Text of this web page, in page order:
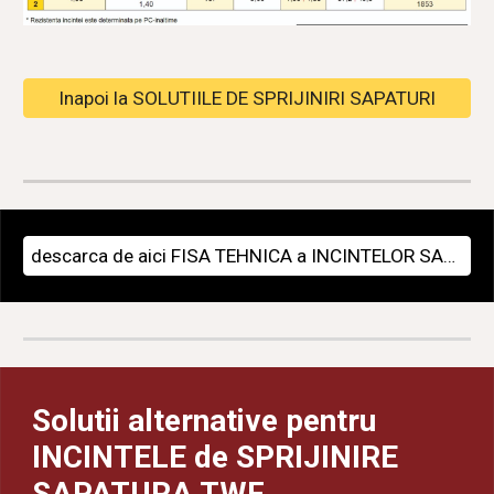
Inapoi la SOLUTIILE DE SPRIJINIRI SAPATURI
descarca de aici FISA TEHNICA a INCINTELOR SAPATURI TWF 600
Solutii alternative pentru
INCINTELE de SPRIJINIRE